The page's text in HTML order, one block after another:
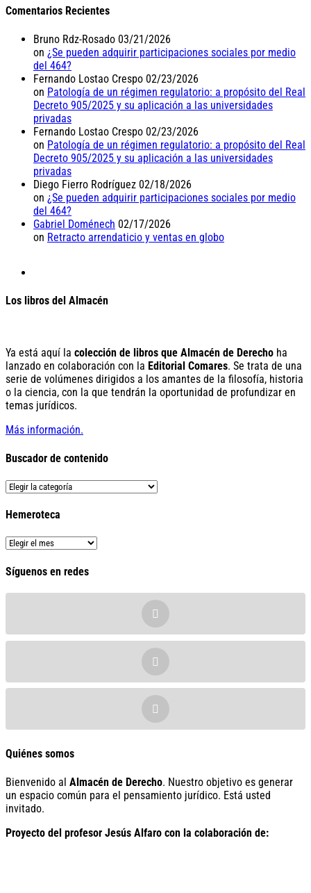
Comentarios Recientes
Bruno Rdz-Rosado 03/21/2026
on ¿Se pueden adquirir participaciones sociales por medio
del 464?
Fernando Lostao Crespo 02/23/2026
on Patología de un régimen regulatorio: a propósito del Real
Decreto 905/2025 y su aplicación a las universidades
privadas
Fernando Lostao Crespo 02/23/2026
on Patología de un régimen regulatorio: a propósito del Real
Decreto 905/2025 y su aplicación a las universidades
privadas
Diego Fierro Rodríguez 02/18/2026
on ¿Se pueden adquirir participaciones sociales por medio
del 464?
Gabriel Doménech 02/17/2026
on Retracto arrendaticio y ventas en globo
Los libros del Almacén
Ya está aquí la colección de libros que Almacén de Derecho ha
lanzado en colaboración con la Editorial Comares. Se trata de una
serie de volúmenes dirigidos a los amantes de la filosofía, historia
o la ciencia, con la que tendrán la oportunidad de profundizar en
temas jurídicos.
Más información.
Buscador de contenido
Buscador
contenido
Hemeroteca
Hemeroteca
Síguenos en redes
Quiénes somos
Bienvenido al Almacén de Derecho. Nuestro objetivo es generar
un espacio común para el pensamiento jurídico. Está usted
invitado.
Proyecto del profesor Jesús Alfaro con la colaboración de: